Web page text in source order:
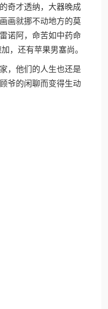
奇才透纳，大器晚成
画就挪不动地方的莫
诺阿，命苦如中药命
，还有苹果男塞尚。
，他们的人生也还是
爷的闲聊而变得生动